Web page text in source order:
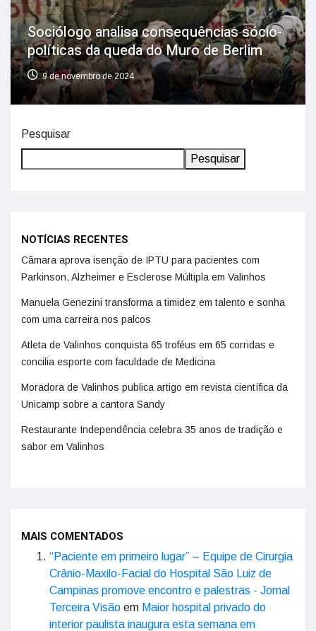
Sociólogo analisa consequências sócio-
políticas da queda do Muro de Berlim
9 de novembro de 2024
Pesquisar
Pesquisar
NOTÍCIAS RECENTES
Câmara aprova isenção de IPTU para pacientes com
Parkinson, Alzheimer e Esclerose Múltipla em Valinhos
Manuela Genezini transforma a timidez em talento e sonha
com uma carreira nos palcos
Atleta de Valinhos conquista 65 troféus em 65 corridas e
concilia esporte com faculdade de Medicina
Moradora de Valinhos publica artigo em revista científica da
Unicamp sobre a cantora Sandy
Restaurante Independência celebra 35 anos de tradição e
sabor em Valinhos
MAIS COMENTADOS
“Paciente em primeiro lugar” – Equipe de Cirurgia
Crânio-Maxilo-Facial do Hospital São Luiz de
Campinas promove encontro e palestras - Jornal
Terceira Visão em Maior hospital privado do
interior paulista inaugura esta semana em